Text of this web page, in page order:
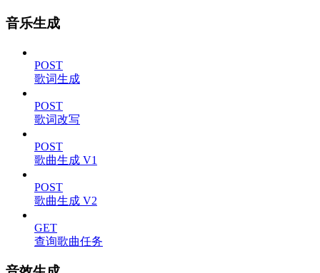
音乐生成
POST
歌词生成
POST
歌词改写
POST
歌曲生成 V1
POST
歌曲生成 V2
GET
查询歌曲任务